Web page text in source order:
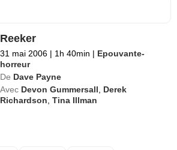
Reeker
31 mai 2006 | 1h 40min | Epouvante-
horreur
De Dave Payne
Avec Devon Gummersall
Derek
Richardson ,Tina Illman